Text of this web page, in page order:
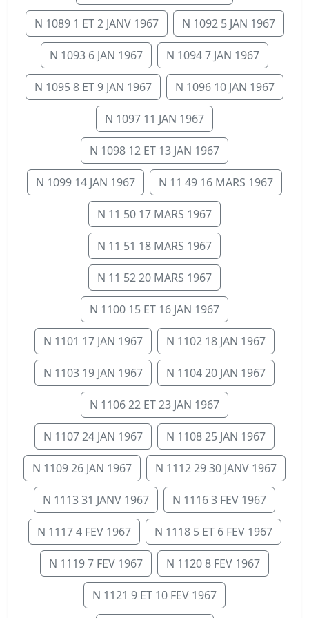
N 1089 1 ET 2 JANV 1967 N 1092 5 JAN 1967
N 1093 6 JAN 1967 N 1094 7 JAN 1967
N 1095 8 ET 9 JAN 1967 N 1096 10 JAN 1967
N 1097 11 JAN 1967
N 1098 12 ET 13 JAN 1967
N 1099 14 JAN 1967 N 11 49 16 MARS 1967
N 11 50 17 MARS 1967
N 11 51 18 MARS 1967
N 11 52 20 MARS 1967
N 1100 15 ET 16 JAN 1967
N 1101 17 JAN 1967 N 1102 18 JAN 1967
N 1103 19 JAN 1967 N 1104 20 JAN 1967
N 1106 22 ET 23 JAN 1967
N 1107 24 JAN 1967 N 1108 25 JAN 1967
N 1109 26 JAN 1967 N 1112 29 30 JANV 1967
N 1113 31 JANV 1967 N 1116 3 FEV 1967
N 1117 4 FEV 1967 N 1118 5 ET 6 FEV 1967
N 1119 7 FEV 1967 N 1120 8 FEV 1967
N 1121 9 ET 10 FEV 1967